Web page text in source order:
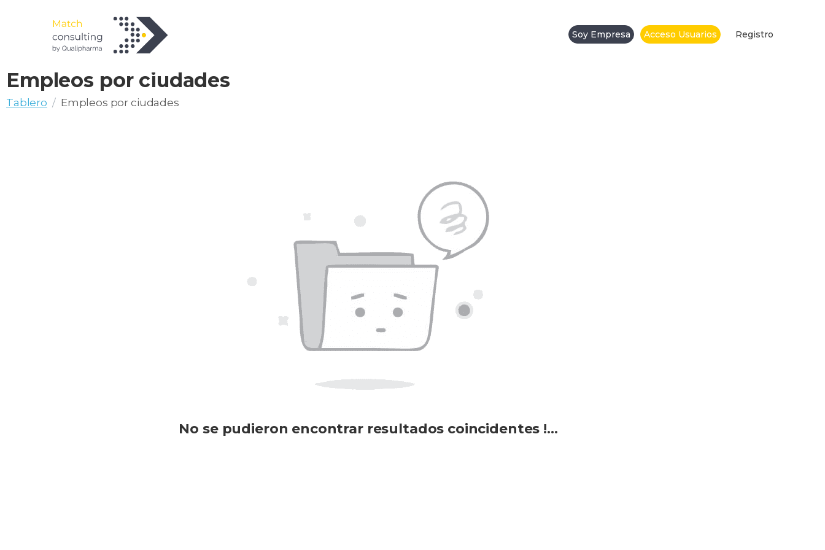
Soy Empresa Acceso Usuarios Registro
Empleos por ciudades
Tablero Empleos por ciudades
No se pudieron encontrar resultados coincidentes !...